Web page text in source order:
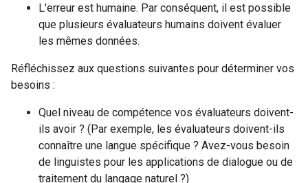
L'erreur est humaine. Par conséquent, il est possible
que plusieurs évaluateurs humains doivent évaluer
les mêmes données.
Réfléchissez aux questions suivantes pour déterminer vos
besoins :
Quel niveau de compétence vos évaluateurs doivent-
ils avoir ? (Par exemple, les évaluateurs doivent-ils
connaître une langue spécifique ? Avez-vous besoin
de linguistes pour les applications de dialogue ou de
traitement du langage naturel ?)